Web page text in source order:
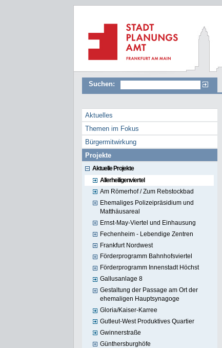
Suchen:
Aktuelles
Themen im Fokus
Bürgermitwirkung
Projekte
Aktuelle Projekte
Allerheiligenviertel
Am Römerhof / Zum Rebstockbad
Ehemaliges Polizeipräsidium und
Matthäusareal
Ernst-May-Viertel und Einhausung
Fechenheim - Lebendige Zentren
Frankfurt Nordwest
Förderprogramm Bahnhofsviertel
Förderprogramm Innenstadt Höchst
Gallusanlage 8
Gestaltung der Passage am Ort der
ehemaligen Hauptsynagoge
Gloria/Kaiser-Karree
Gutleut-West Produktives Quartier
Gwinnerstraße
Günthersburghöfe